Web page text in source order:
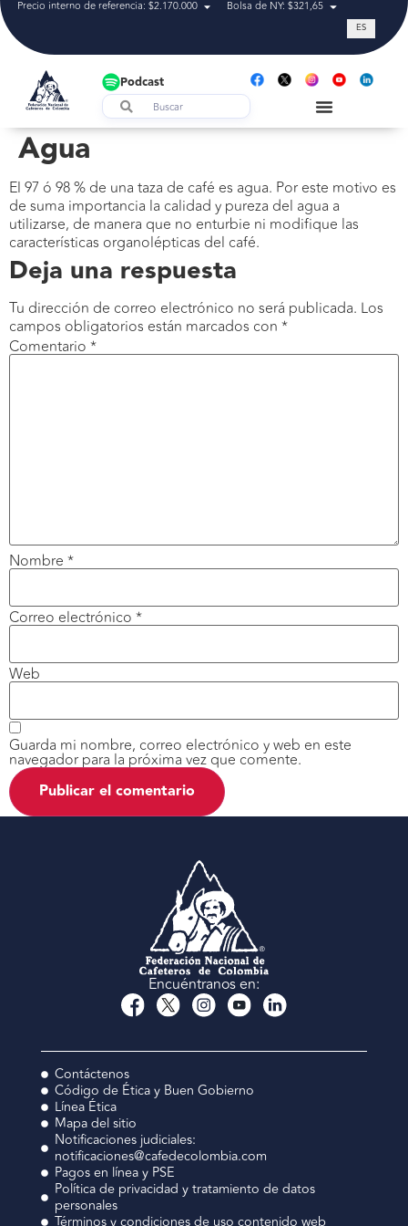
Precio interno de referencia: $2.170.000 Bolsa de NY: $321,65 Tasa de
ES
Podcast
Agua
El 97 ó 98 % de una taza de café es agua. Por este motivo es
de suma importancia la calidad y pureza del agua a
utilizarse, de manera que no enturbie ni modifique las
características organolépticas del café.
Deja una respuesta
Tu dirección de correo electrónico no será publicada. Los
campos obligatorios están marcados con *
Comentario *
Nombre *
Correo electrónico *
Web
Guarda mi nombre, correo electrónico y web en este
navegador para la próxima vez que comente.
Encuéntranos en:
Contáctenos
Código de Ética y Buen Gobierno
Línea Ética
Mapa del sitio
Notificaciones judiciales:
notificaciones@cafedecolombia.com
Pagos en línea y PSE
Política de privacidad y tratamiento de datos
personales
Términos y condiciones de uso contenido web